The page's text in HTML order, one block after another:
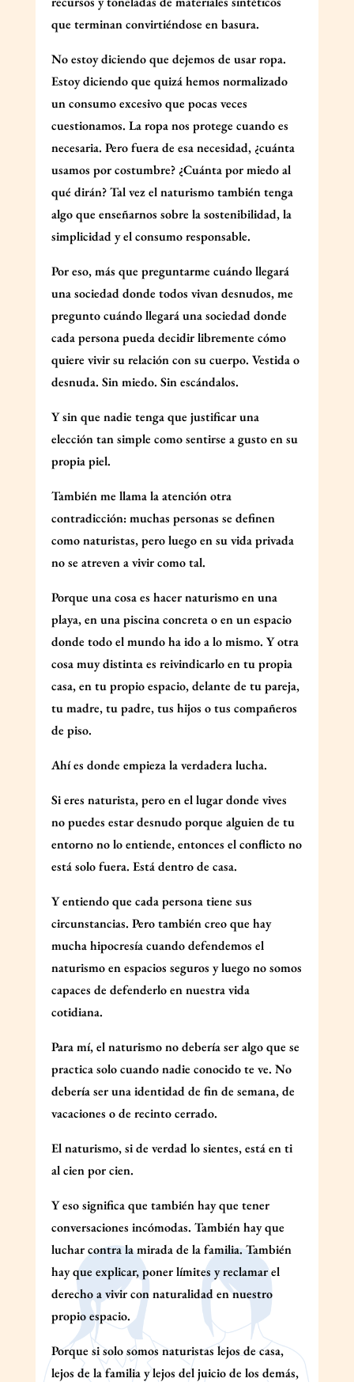
que terminan convirtiéndose en basura.
No estoy diciendo que dejemos de usar ropa.
Estoy diciendo que quizá hemos normalizado
un consumo excesivo que pocas veces
cuestionamos. La ropa nos protege cuando es
necesaria. Pero fuera de esa necesidad, ¿cuánta
usamos por costumbre? ¿Cuánta por miedo al
qué dirán? Tal vez el naturismo también tenga
algo que enseñarnos sobre la sostenibilidad, la
simplicidad y el consumo responsable.
Por eso, más que preguntarme cuándo llegará
una sociedad donde todos vivan desnudos, me
pregunto cuándo llegará una sociedad donde
cada persona pueda decidir libremente cómo
quiere vivir su relación con su cuerpo. Vestida o
desnuda. Sin miedo. Sin escándalos.
Y sin que nadie tenga que justificar una
elección tan simple como sentirse a gusto en su
propia piel.
También me llama la atención otra
contradicción: muchas personas se definen
como naturistas, pero luego en su vida privada
no se atreven a vivir como tal.
Porque una cosa es hacer naturismo en una
playa, en una piscina concreta o en un espacio
donde todo el mundo ha ido a lo mismo. Y otra
cosa muy distinta es reivindicarlo en tu propia
casa, en tu propio espacio, delante de tu pareja,
tu madre, tu padre, tus hijos o tus compañeros
de piso.
Ahí es donde empieza la verdadera lucha.
Si eres naturista, pero en el lugar donde vives
no puedes estar desnudo porque alguien de tu
entorno no lo entiende, entonces el conflicto no
está solo fuera. Está dentro de casa.
Y entiendo que cada persona tiene sus
circunstancias. Pero también creo que hay
mucha hipocresía cuando defendemos el
naturismo en espacios seguros y luego no somos
capaces de defenderlo en nuestra vida
cotidiana.
Para mí, el naturismo no debería ser algo que se
practica solo cuando nadie conocido te ve. No
debería ser una identidad de fin de semana, de
vacaciones o de recinto cerrado.
El naturismo, si de verdad lo sientes, está en ti
al cien por cien.
Y eso significa que también hay que tener
conversaciones incómodas. También hay que
luchar contra la mirada de la familia. También
hay que explicar, poner límites y reclamar el
derecho a vivir con naturalidad en nuestro
propio espacio.
Porque si solo somos naturistas lejos de casa,
lejos de la familia y lejos del juicio de los demás,